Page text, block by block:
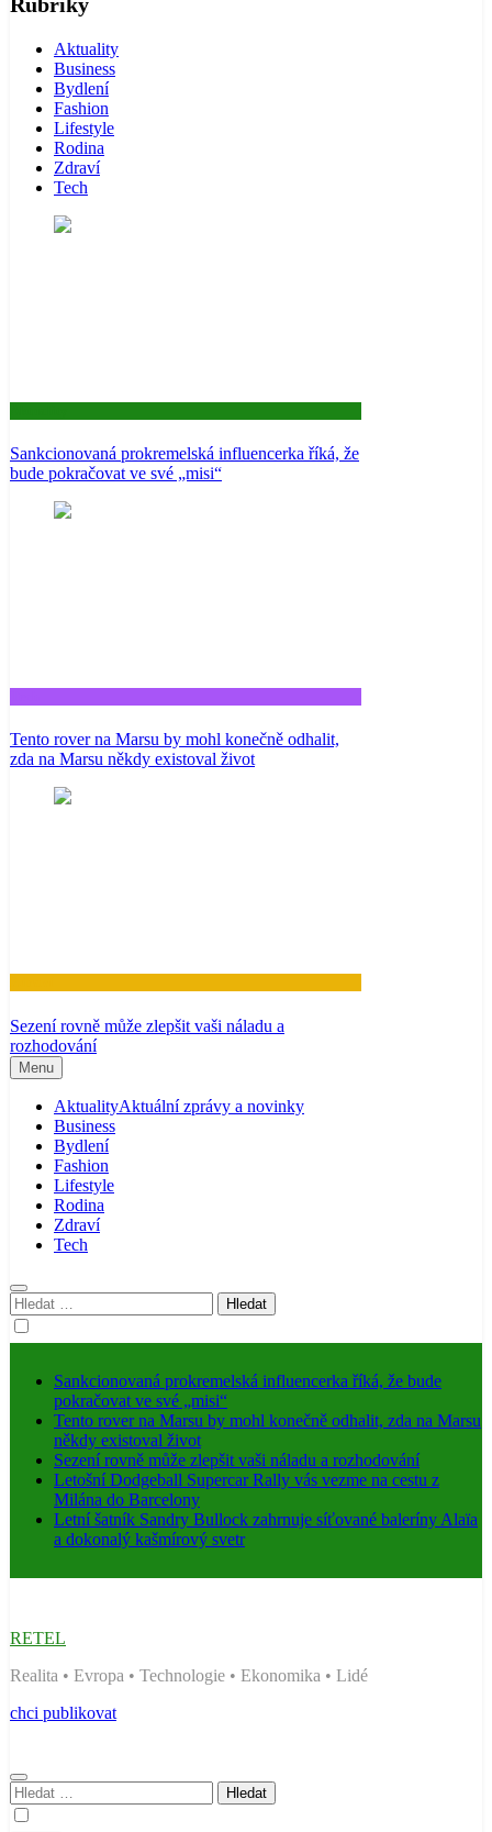
Aktuality
Business
Bydlení
Fashion
Lifestyle
Rodina
Zdraví
Tech
Sankcionovaná prokremelská influencerka říká, že
bude pokračovat ve své „misi“
Tento rover na Marsu by mohl konečně odhalit,
zda na Marsu někdy existoval život
Sezení rovně může zlepšit vaši náladu a
rozhodování
Menu
AktualityAktuální zprávy a novinky
Business
Bydlení
Fashion
Lifestyle
Rodina
Zdraví
Tech
Vyhledávání
Sankcionovaná prokremelská influencerka říká, že bude
pokračovat ve své „misi“
Tento rover na Marsu by mohl konečně odhalit, zda na Marsu
někdy existoval život
Sezení rovně může zlepšit vaši náladu a rozhodování
Letošní Dodgeball Supercar Rally vás vezme na cestu z
Milána do Barcelony
Letní šatník Sandry Bullock zahrnuje síťované baleríny Alaïa
a dokonalý kašmírový svetr
RETEL
Realita • Evropa • Technologie • Ekonomika • Lidé
chci publikovat
Vyhledávání